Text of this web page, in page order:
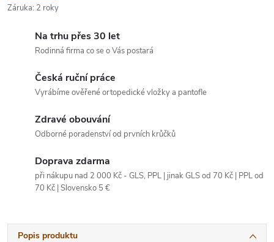
Záruka: 2 roky
Na trhu přes 30 let
Rodinná firma co se o Vás postará
Česká ruční práce
Vyrábíme ověřené ortopedické vložky a pantofle
Zdravé obouvání
Odborné poradenství od prvních krůčků
Doprava zdarma
při nákupu nad 2 000 Kč - GLS, PPL | jinak GLS od 70 Kč | PPL od
70 Kč | Slovensko 5 €
Popis produktu